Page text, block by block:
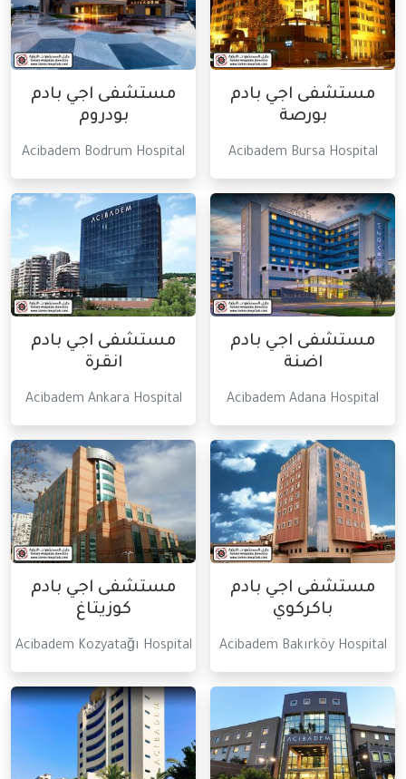
مستشفى اجي بادم
بورصة
Acibadem Bursa Hospital
مستشفى اجي بادم
بودروم
Acibadem Bodrum Hospital
مستشفى اجي بادم
اضنة
Acibadem Adana Hospital
مستشفى اجي بادم
انقرة
Acibadem Ankara Hospital
مستشفى اجي بادم
باكركوي
Acibadem Bakırköy Hospital
مستشفى اجي بادم
كوزيتاغ
Acibadem Kozyatağı Hospital